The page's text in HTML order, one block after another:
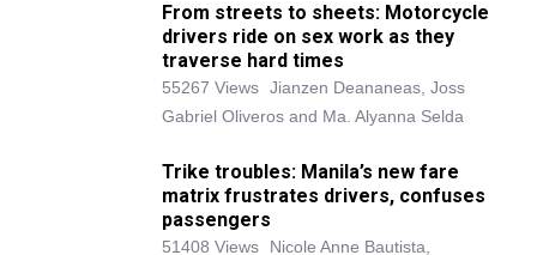
From streets to sheets: Motorcycle
drivers ride on sex work as they
traverse hard times
55267 Views Jianzen Deananeas, Joss
Gabriel Oliveros and Ma. Alyanna Selda
Trike troubles: Manila’s new fare
matrix frustrates drivers, confuses
passengers
51408 Views
Nicole Anne Bautista,